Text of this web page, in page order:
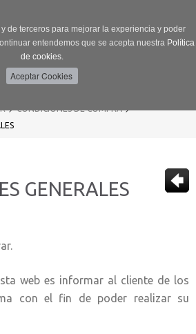
de terceros para mejorar la experiencia y poder
entendemos que se acepta nuestra Política
de cookies.
>CONDICIONES DE COMPRA>
GENERALES
web es informar al cliente de los
con el fin de poder realizar su